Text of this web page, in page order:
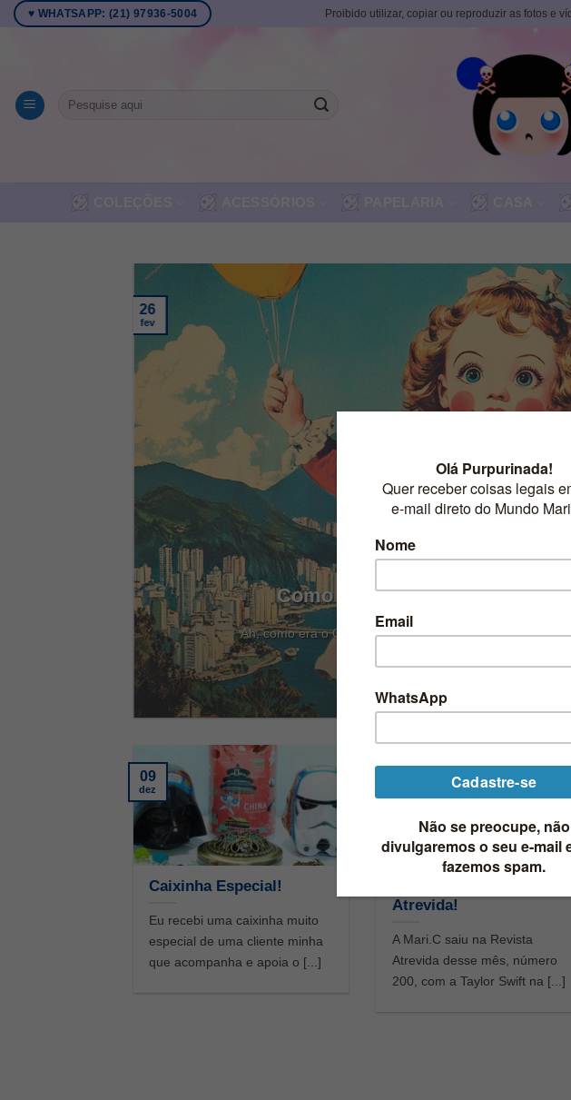
Skip
♥ WHATSAPP: (21) 97936-5004 Proibido utilizar, copiar ou reproduzir as fotos e
Pesquisar
Como Era o Carnaval
Ah, como era o Carnaval antigamente no Brasil? Essa
CONTINUAR LENDO→
26
fev
Caixinha Especial!
Eu recebi uma caixinha muito
especial de uma cliente minha
que acompanha e apoia o [...]
09
dez
Atrevida!
A Mari.C saiu na Revista
Atrevida desse mês, número
200, com a Taylor Swift na [...]